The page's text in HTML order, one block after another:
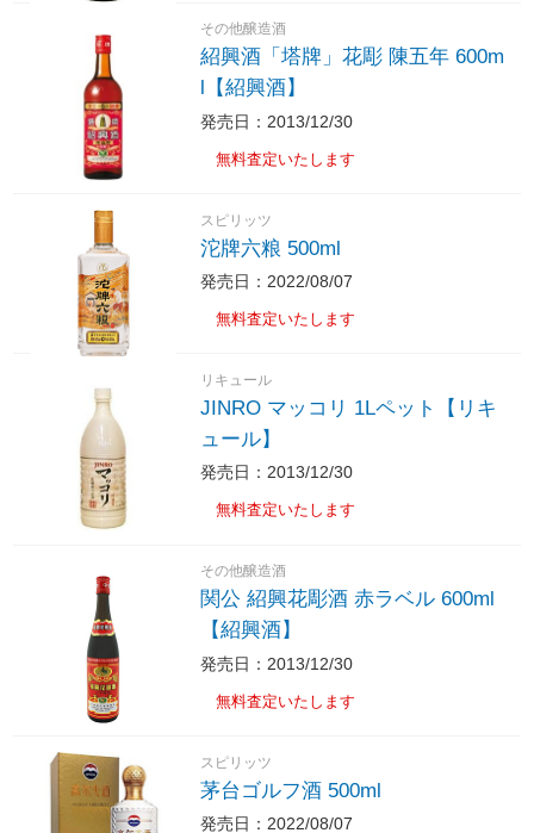
その他醸造酒
紹興酒「塔牌」花彫 陳五年 600m
l【紹興酒】
発売日：2013/12/30
無料査定いたします
スピリッツ
沱牌六粮 500ml
発売日：2022/08/07
無料査定いたします
リキュール
JINRO マッコリ 1Lペット【リキ
ュール】
発売日：2013/12/30
無料査定いたします
その他醸造酒
関公 紹興花彫酒 赤ラベル 600ml
【紹興酒】
発売日：2013/12/30
無料査定いたします
スピリッツ
茅台ゴルフ酒 500ml
発売日：2022/08/07